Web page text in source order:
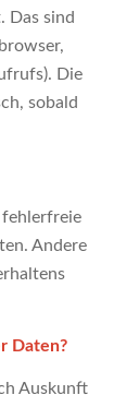
Das sind
Die
sobald
fehlerfreie
Andere
Daten?
Auskunft